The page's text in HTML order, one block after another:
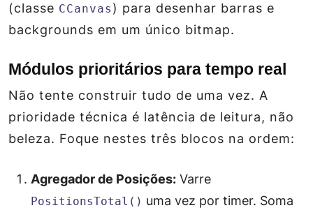
(classe CCanvas ) para desenhar barras e
backgrounds em um único bitmap.
Módulos prioritários para tempo real
Não tente construir tudo de uma vez. A
prioridade técnica é latência de leitura, não
beleza. Foque nestes três blocos na ordem:
Agregador de Posições: Varre
PositionsTotal() uma vez por timer. Soma